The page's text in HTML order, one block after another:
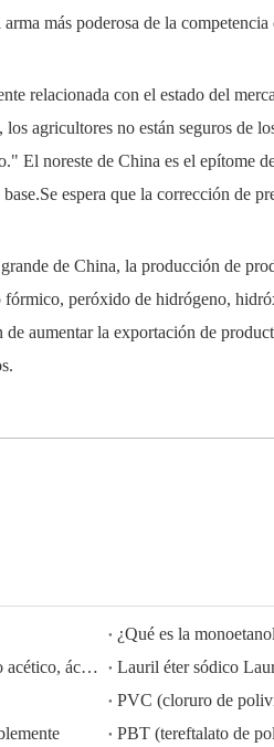
más poderosa de la
relacionada con el estado del
agricultores no están seguros de
El noreste de China es el epítome
espera que la corrección de
de China, la producción de
fórmico, peróxido de hidrógeno,
aumentar la exportación de
¿Qué es la
HISEACHEM liderando el camino: Éxito reciente en la exportación de ácido acético, ácido oxálico, ácido sulfúrico, ácido nítrico, soda cáustica, álcali líquido y metabisulfito de sodio de China
PVC (cloruro de
PBT (tereftalato de